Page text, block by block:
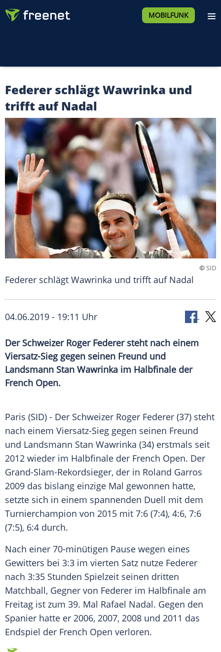
MOBILFUNK
Federer schlägt Wawrinka und
trifft auf Nadal
©SID
Federer schlägt Wawrinka und trifft auf Nadal
04.06.2019 - 19:11 Uhr
Der Schweizer Roger Federer steht nach einem
Viersatz-Sieg gegen seinen Freund und
Landsmann Stan Wawrinka im Halbfinale der
French Open.
Paris (SID) - Der Schweizer Roger Federer (37) steht
nach einem Viersatz-Sieg gegen seinen Freund
und Landsmann Stan Wawrinka (34) erstmals seit
2012 wieder im Halbfinale der French Open. Der
Grand-Slam-Rekordsieger, der in Roland Garros
2009 das bislang einzige Mal gewonnen hatte,
setzte sich in einem spannenden Duell mit dem
Turnierchampion von 2015 mit 7:6 (7:4), 4:6, 7:6
(7:5), 6:4 durch.
Nach einer 70-minütigen Pause wegen eines
Gewitters bei 3:3 im vierten Satz nutze Federer
nach 3:35 Stunden Spielzeit seinen dritten
Matchball, Gegner von Federer im Halbfinale am
Freitag ist zum 39. Mal Rafael Nadal. Gegen den
Spanier hatte er 2006, 2007, 2008 und 2011 das
Endspiel der French Open verloren.